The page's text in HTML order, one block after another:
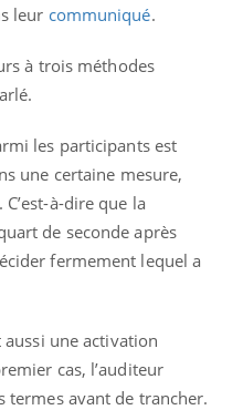
leur communiqué.
à trois méthodes
les participants est
une certaine mesure,
C’est-à-dire que la
de seconde après
fermement lequel a
une activation
cas, l’auditeur
termes avant de trancher.